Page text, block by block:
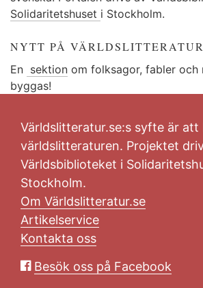
Solidaritetshuset i Stockholm.
NYTT PÅ
En sektion om folksagor, fabler och
byggas!
Världslitteratur.se:s syfte är
världslitteraturen. Projektet
Världsbiblioteket i
Stockholm.
Om Världslitteratur.se
Artikelservice
Kontakta oss
Besök oss på Facebook